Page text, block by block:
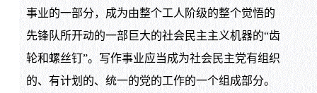
事业的一部分，成为由整个工人阶级的整个觉悟的
先锋队所开动的一部巨大的社会民主主义机器的“齿
轮和螺丝钉”。写作事业应当成为社会民主党有组织
的、有计划的、统一的党的工作的一个组成部分。